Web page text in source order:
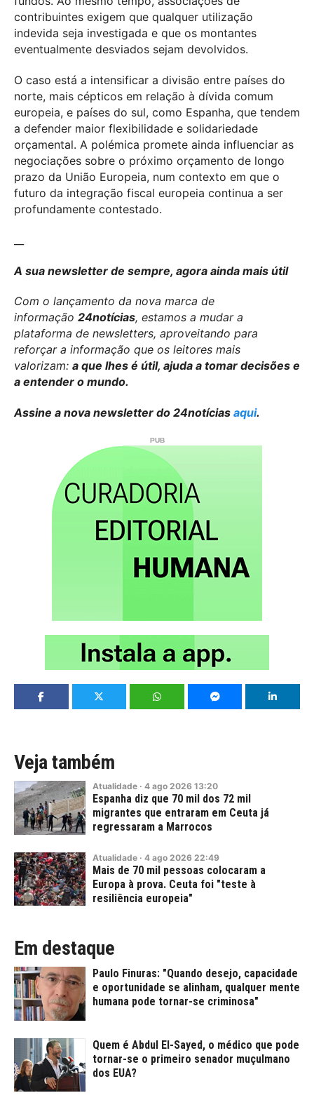
contribuintes exigem que qualquer utilização
indevida seja investigada e que os montantes
eventualmente desviados sejam devolvidos.
O caso está a intensificar a divisão entre países do
norte, mais cépticos em relação à dívida comum
europeia, e países do sul, como Espanha, que tendem
a defender maior flexibilidade e solidariedade
orçamental. A polémica promete ainda influenciar as
negociações sobre o próximo orçamento de longo
prazo da União Europeia, num contexto em que o
futuro da integração fiscal europeia continua a ser
profundamente contestado.
A sua newsletter de sempre, agora ainda mais útil
Com o lançamento da nova marca de
informação 24notícias, estamos a mudar a
plataforma de newsletters, aproveitando para
reforçar a informação que os leitores mais
valorizam: a que lhes é útil, ajuda a tomar decisões e
a entender o mundo.
Assine a nova newsletter do 24notícias aqui.
Veja também
Atualidade · 4 ago 2026 13:20
Espanha diz que 70 mil dos 72 mil
migrantes que entraram em Ceuta já
regressaram a Marrocos
Atualidade · 4 ago 2026 22:49
Mais de 70 mil pessoas colocaram a
Europa à prova. Ceuta foi "teste à
resiliência europeia"
Em destaque
Paulo Finuras: "Quando desejo, capacidade
e oportunidade se alinham, qualquer mente
humana pode tornar-se criminosa"
Quem é Abdul El-Sayed, o médico que pode
tornar-se o primeiro senador muçulmano
dos EUA?